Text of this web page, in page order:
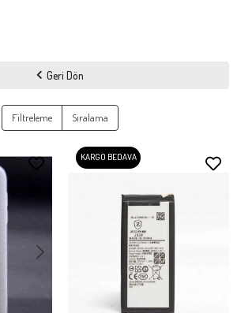
Geri Dön
Filtreleme Sıralama
KARGO BEDAVA